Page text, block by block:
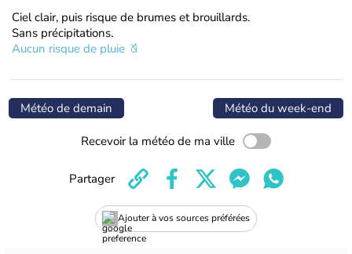
Ciel clair, puis risque de brumes et brouillards.
Sans précipitations.
Aucun risque de pluie
Météo de demain Météo du week-end
Recevoir la météo de ma ville
Ajouter à vos sources préférées
Partager